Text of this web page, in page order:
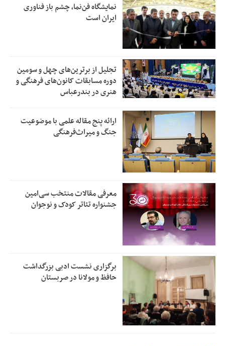
نمایشگاه فن‌نما، چشم باز فناوری
ایران است
تجلیل از بر‌ترین‌های چهل و سومین
دوره مسابقات کانون‌های فرهنگی و
هنری در بندرعباس
ارائه پنج مقاله علمی با موضوعیت
جنگ و میراث‌فرهنگی
معرفی مقالات منتخب سی‌امین
جشنواره تئاتر کودک و نوجوان
برگزاری نشست ادبی بزرگداشت
حافظ و مولانا در صربستان